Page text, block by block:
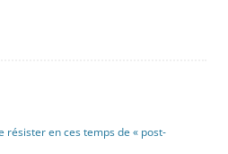
résister en ces temps de « post-